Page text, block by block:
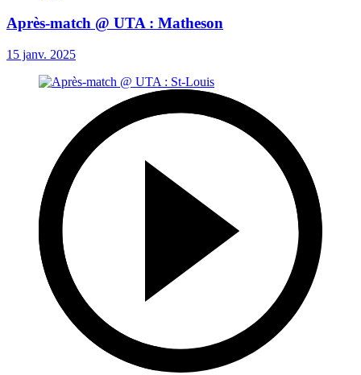
Après-match @ UTA : Matheson
15 janv. 2025